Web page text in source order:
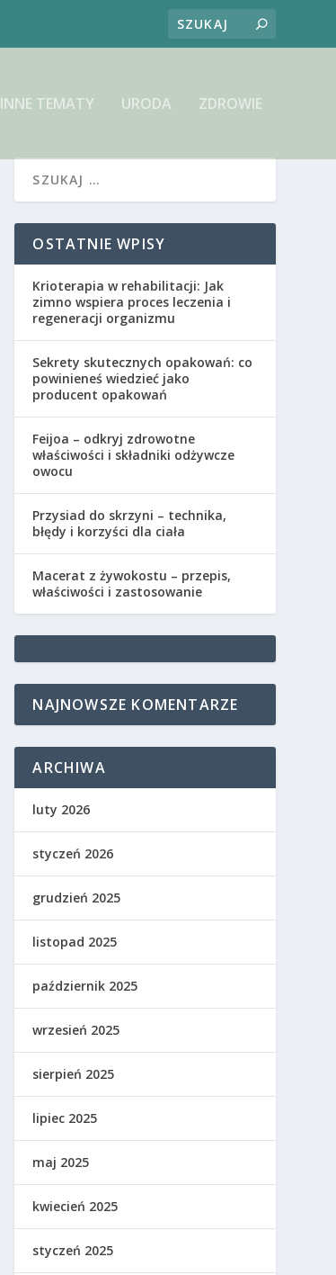
INNE TEMATY URODA ZDROWIE
OSTATNIE WPISY
Krioterapia w rehabilitacji: Jak
zimno wspiera proces leczenia i
regeneracji organizmu
Sekrety skutecznych opakowań: co
powinieneś wiedzieć jako
producent opakowań
Feijoa – odkryj zdrowotne
właściwości i składniki odżywcze
owocu
Przysiad do skrzyni – technika,
błędy i korzyści dla ciała
Macerat z żywokostu – przepis,
właściwości i zastosowanie
NAJNOWSZE KOMENTARZE
ARCHIWA
luty 2026
styczeń 2026
grudzień 2025
listopad 2025
październik 2025
wrzesień 2025
sierpień 2025
lipiec 2025
maj 2025
kwiecień 2025
styczeń 2025